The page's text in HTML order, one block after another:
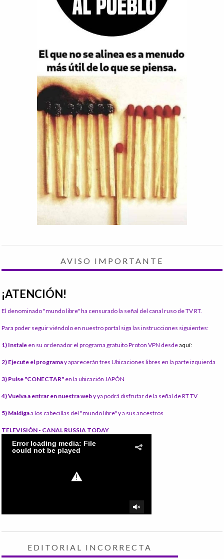
AVISO IMPORTANTE
¡ATENCIÓN!
El denominado "mundo libre" ha censurado la señal del canal ruso de TV RT.
Para poder seguir viéndolo en nuestro portal siga las instrucciones siguientes:
1) Instale en su ordenador el programa gratuito Proton VPN desdeaquí:
2) Ejecute el programay aparecerán tres Ubicaciones libres en la parte izquierda
3) Pulse "CONECTAR" en la ubicación JAPÓN
4) Vuelva a entrar en nuestra weby ya podrá disfrutar de la señal de RT TV
5) Maldigaa los cabecillas del "mundo libre" y a sus ancestros
TELEVISIÓN - CANAL RUSSIA TODAY
EDITORIAL INCORRECTA